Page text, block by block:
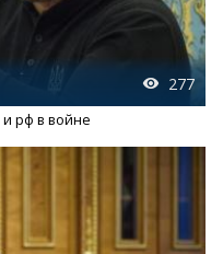
277
рф в войне